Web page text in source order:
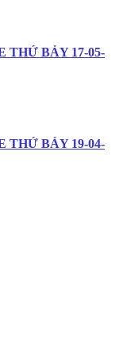
THỨ BẢY 17-05-
THỨ BẢY 19-04-